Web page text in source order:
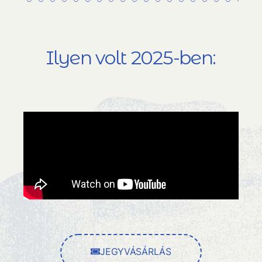
Ilyen volt 2025-ben:
JEGYVÁSÁRLÁS